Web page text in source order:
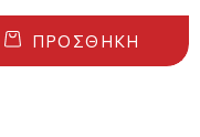
ΠΡΟΣΘΉΚΗ